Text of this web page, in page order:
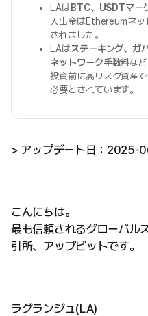
LAはBTC、USDTマー
入出金はEthereumネッ
されました。
LAはステーキング、ガ
ネットワーク手数料な
投資前に高リスク資産
必要とされています。
> アップデート日：2025-
こんにちは。
最も信頼されるグローバル
引所、アップビットです。
ラグランジュ(LA)